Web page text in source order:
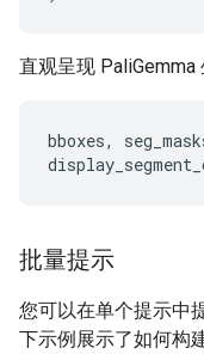
直观呈现 PaliGemma
bboxes,
批量提示
您可以在单个提示中
下示例展示了如何构